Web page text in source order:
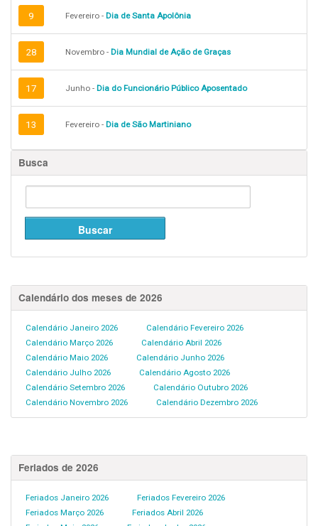
9 Fevereiro - Dia de Santa Apolônia
28 Novembro - Dia Mundial de Ação de Graças
17 Junho - Dia do Funcionário Público Aposentado
13 Fevereiro - Dia de São Martiniano
Busca
Calendário dos meses de 2026
Calendário Janeiro 2026
Calendário Fevereiro 2026
Calendário Março 2026
Calendário Abril 2026
Calendário Maio 2026
Calendário Junho 2026
Calendário Julho 2026
Calendário Agosto 2026
Calendário Setembro 2026
Calendário Outubro 2026
Calendário Novembro 2026
Calendário Dezembro 2026
Feriados de 2026
Feriados Janeiro 2026
Feriados Fevereiro 2026
Feriados Março 2026
Feriados Abril 2026